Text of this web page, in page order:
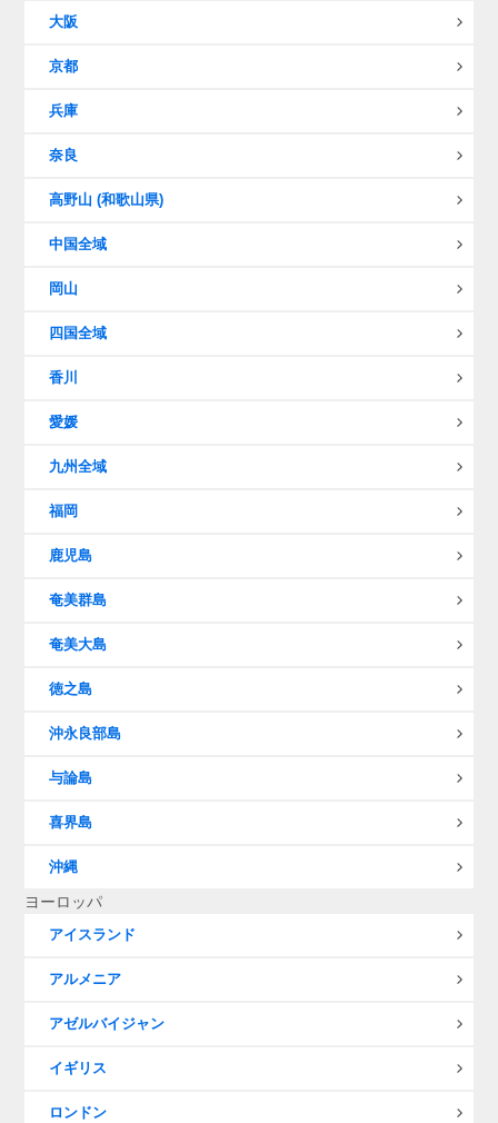
大阪
京都
兵庫
奈良
高野山 (和歌山県)
中国全域
岡山
四国全域
香川
愛媛
九州全域
福岡
鹿児島
奄美群島
奄美大島
徳之島
沖永良部島
与論島
喜界島
沖縄
ヨーロッパ
アイスランド
アルメニア
アゼルバイジャン
イギリス
ロンドン